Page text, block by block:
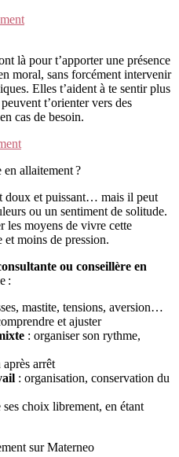
là pour t’apporter une présence
moral, sans forcément intervenir
Elles t’aident à te sentir plus
t’orienter vers des
cas de besoin.
allaitement ?
doux et puissant… mais il peut
ou un sentiment de solitude.
les moyens de vivre cette
moins de pression.
ou conseillère en
:
mastite, tensions, aversion…
et ajuster
: organiser son rythme,
arrêt
: organisation, conservation du
ses choix librement, en étant
sur Materneo